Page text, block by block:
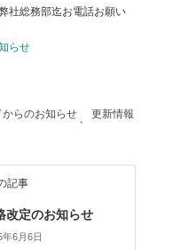
社総務部迄お電話お願い
らせ
らのお知らせ 、 更新情報
記事
改定のお知らせ
年6月6日